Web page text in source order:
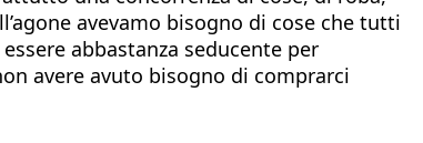
avevamo bisogno di cose che tutti
abbastanza seducente per
avere avuto bisogno di comprarci